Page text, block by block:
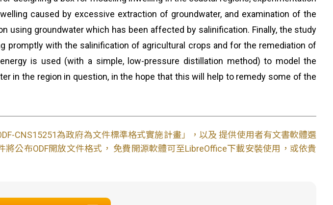
caused by excessive extraction of groundwater, and examination of the
using groundwater which has been affected by salinification. Finally, the study
promptly with the salinification of agricultural crops and for the remediation of
is used (with a simple, low-pressure distillation method) to model the
in the region in question, in the hope that this will help to remedy some of the
CNS15251為政府為文件標準格式實施計畫」，以及 提供使用者有文書軟體選
公布ODF開放文件格式， 免費開源軟體可至LibreOffice下載安裝使用，或依貴